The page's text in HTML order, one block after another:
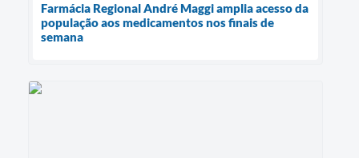
Farmácia Regional André Maggi amplia acesso da
população aos medicamentos nos finais de
semana